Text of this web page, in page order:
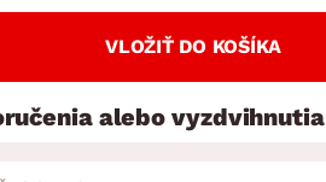
VLOŽIŤ DO KOŠÍKA
alebo vyzdvihnutia